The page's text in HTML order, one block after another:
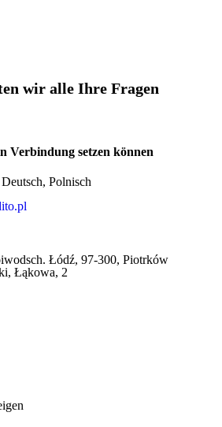
wir alle Ihre Fragen
Verbindung setzen können
Deutsch, Polnisch
Łódź, 97-300, Piotrków
Łąkowa, 2